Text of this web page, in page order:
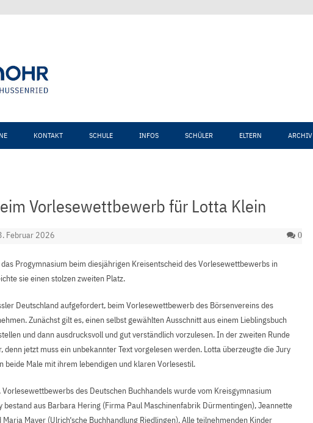
KONTAKT SCHULE INFOS SCHÜLER ELTERN ARCHIV
Vorlesewettbewerb für Lotta Klein
Februar 2026 0
Progymnasium beim diesjährigen Kreisentscheid des Vorlesewettbewerbs in
sie einen stolzen zweiten Platz.
Deutschland aufgefordert, beim Vorlesewettbewerb des Börsenvereins des
Zunächst gilt es, einen selbst gewählten Ausschnitt aus einem Lieblingsbuch
und dann ausdrucksvoll und gut verständlich vorzulesen. In der zweiten Runde
jetzt muss ein unbekannter Text vorgelesen werden. Lotta überzeugte die Jury
beide Male mit ihrem lebendigen und klaren Vorlesestil.
des Deutschen Buchhandels wurde vom Kreisgymnasium
bestand aus Barbara Hering (Firma Paul Maschinenfabrik Dürmentingen), Jeannette
Mayer (Ulrich‘sche Buchhandlung Riedlingen). Alle teilnehmenden Kinder